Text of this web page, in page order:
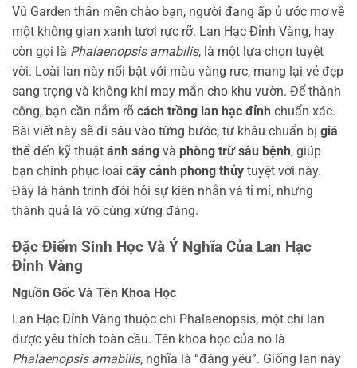
Vũ Garden thân mến chào bạn, người đang ấp ủ ước mơ về
một không gian xanh tươi rực rỡ. Lan Hạc Đỉnh Vàng, hay
còn gọi là Phalaenopsis amabilis, là một lựa chọn tuyệt
vời. Loài lan này nổi bật với màu vàng rực, mang lại vẻ đẹp
sang trọng và không khí may mắn cho khu vườn. Để thành
công, bạn cần nắm rõ cách trồng lan hạc đỉnh chuẩn xác.
Bài viết này sẽ đi sâu vào từng bước, từ khâu chuẩn bị giá
thể đến kỹ thuật ánh sáng và phòng trừ sâu bệnh, giúp
bạn chinh phục loài cây cảnh phong thủy tuyệt vời này.
Đây là hành trình đòi hỏi sự kiên nhẫn và tỉ mỉ, nhưng
thành quả là vô cùng xứng đáng.
Đặc Điểm Sinh Học Và Ý Nghĩa Của Lan Hạc
Đỉnh Vàng
Nguồn Gốc Và Tên Khoa Học
Lan Hạc Đỉnh Vàng thuộc chi Phalaenopsis, một chi lan
được yêu thích toàn cầu. Tên khoa học của nó là
Phalaenopsis amabilis, nghĩa là “đáng yêu”. Giống lan này